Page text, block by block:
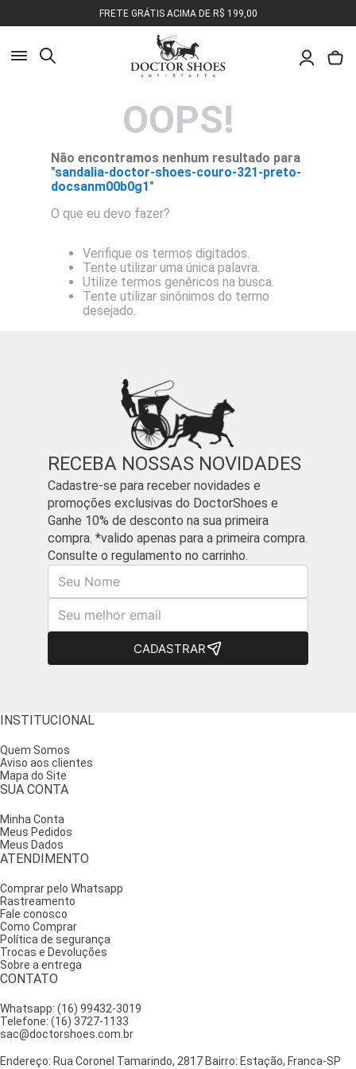
FRETE GRÁTIS ACIMA DE R$ 199,00
Olá, o que você deseja encontrar?
OOPS!
Não encontramos nenhum resultado para
"sandalia-doctor-shoes-couro-321-preto-
docsanm00b0g1"
O que eu devo fazer?
Verifique os termos digitados.
Tente utilizar uma única palavra.
Utilize termos genéricos na busca.
Tente utilizar sinônimos do termo
desejado.
RECEBA NOSSAS NOVIDADES
Cadastre-se para receber novidades e
promoções exclusivas do DoctorShoes e
Ganhe 10% de desconto na sua primeira
compra. *valido apenas para a primeira compra.
Consulte o regulamento no carrinho.
Nome
E-mail
CADASTRAR
INSTITUCIONAL
Quem Somos
Aviso aos clientes
Mapa do Site
SUA CONTA
Minha Conta
Meus Pedidos
Meus Dados
ATENDIMENTO
Comprar pelo Whatsapp
Rastreamento
Fale conosco
Como Comprar
Política de segurança
Trocas e Devoluções
Sobre a entrega
CONTATO
Whatsapp: (16) 99432-3019
Telefone: (16) 3727-1133
sac@doctorshoes.com.br
Endereço: Rua Coronel Tamarindo, 2817 Bairro: Estação, Franca-SP